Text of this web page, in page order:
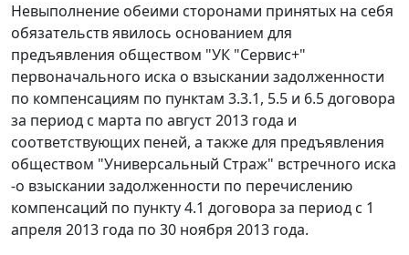
Невыполнение обеими сторонами принятых на себя
обязательств явилось основанием для
предъявления обществом "УК "Сервис+"
первоначального иска о взыскании задолженности
по компенсациям по пунктам 3.3.1, 5.5 и 6.5 договора
за период с марта по август 2013 года и
соответствующих пеней, а также для предъявления
обществом "Универсальный Страж" встречного иска
-о взыскании задолженности по перечислению
компенсаций по пункту 4.1 договора за период с 1
апреля 2013 года по 30 ноября 2013 года.